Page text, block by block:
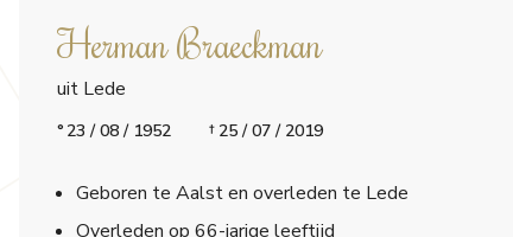
Herman Braeckman
uit Lede
23 / 08 / 1952 25 / 07 / 2019
Geboren te Aalst en overleden te Lede
Overleden op 66-jarige leeftijd